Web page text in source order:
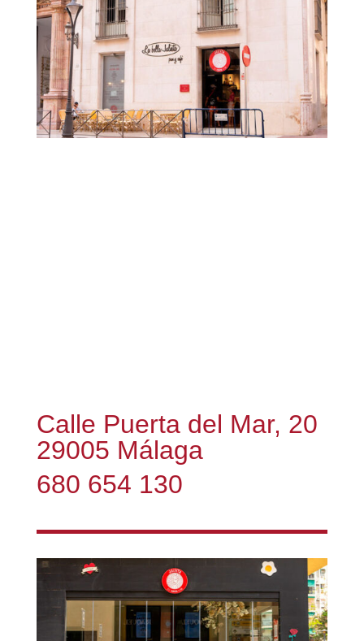
Calle Puerta del Mar, 20
29005 Málaga
680 654 130